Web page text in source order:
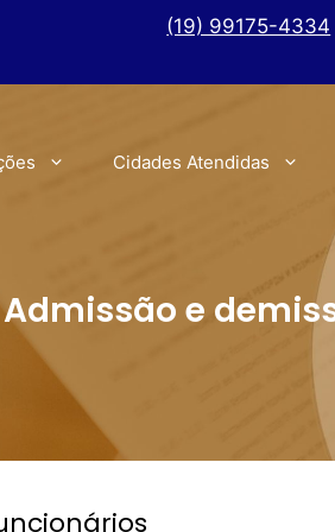
(19) 99175-4334
Cidades Atendidas
Admissão e